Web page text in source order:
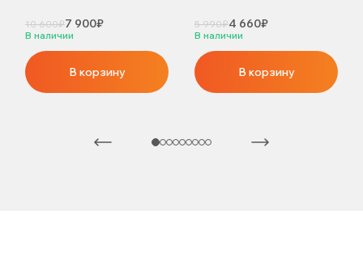
10 600₽7 900₽
В наличии
В корзину
5 990₽4 660₽
В наличии
В корзину